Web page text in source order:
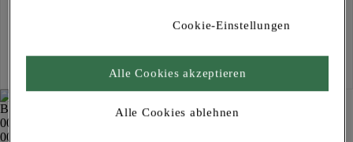
Kostenlose Lieferung
Für Lieferzeiten bitte anmelden
Cookie-Einstellungen
Alle Cookies ablehnen
Alle Cookies akzeptieren